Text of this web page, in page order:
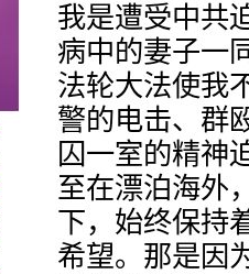
我是遭受中共
病中的妻子一
法轮大法使我
警的电击、群
囚一室的精神
至在漂泊海外
下，始终保持
希望。那是因